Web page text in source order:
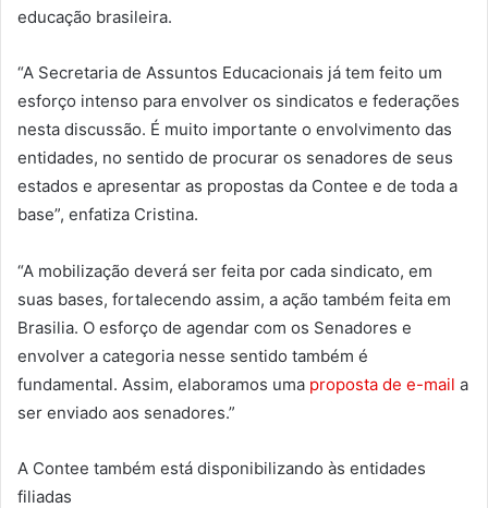
educação brasileira.
“A Secretaria de Assuntos Educacionais já tem feito um
esforço intenso para envolver os sindicatos e federações
nesta discussão. É muito importante o envolvimento das
entidades, no sentido de procurar os senadores de seus
estados e apresentar as propostas da Contee e de toda a
base”, enfatiza Cristina.
“A mobilização deverá ser feita por cada sindicato, em
suas bases, fortalecendo assim, a ação também feita em
Brasilia. O esforço de agendar com os Senadores e
envolver a categoria nesse sentido também é
fundamental. Assim, elaboramos uma proposta de e-mail a
ser enviado aos senadores.”
A Contee também está disponibilizando às entidades
filiadas